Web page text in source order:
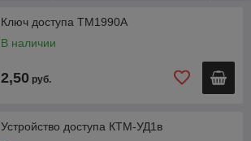
Ключ доступа TM1990A
В наличии
2,50 руб.
Устройство доступа КТМ-УД1в